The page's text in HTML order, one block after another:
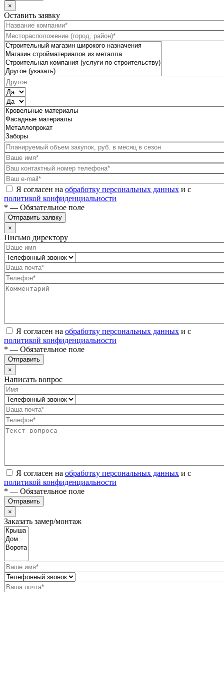
×
Оставить заявку
Я согласен на обработку персональных данных и с
политикой конфиденциальности
* — Обязательное поле
Отправить заявку
×
Письмо директору
Я согласен на обработку персональных данных и с
политикой конфиденциальности
* — Обязательное поле
Отправить
×
Написать вопрос
Я согласен на обработку персональных данных и с
политикой конфиденциальности
* — Обязательное поле
Отправить
×
Заказать замер/монтаж